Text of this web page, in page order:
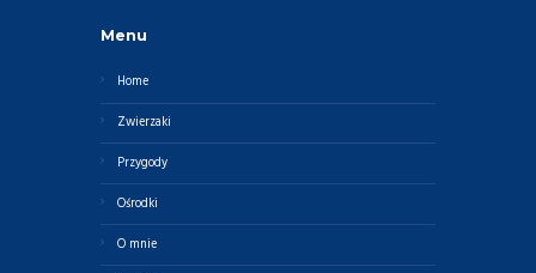
Menu
Home
Zwierzaki
Przygody
Ośrodki
O mnie